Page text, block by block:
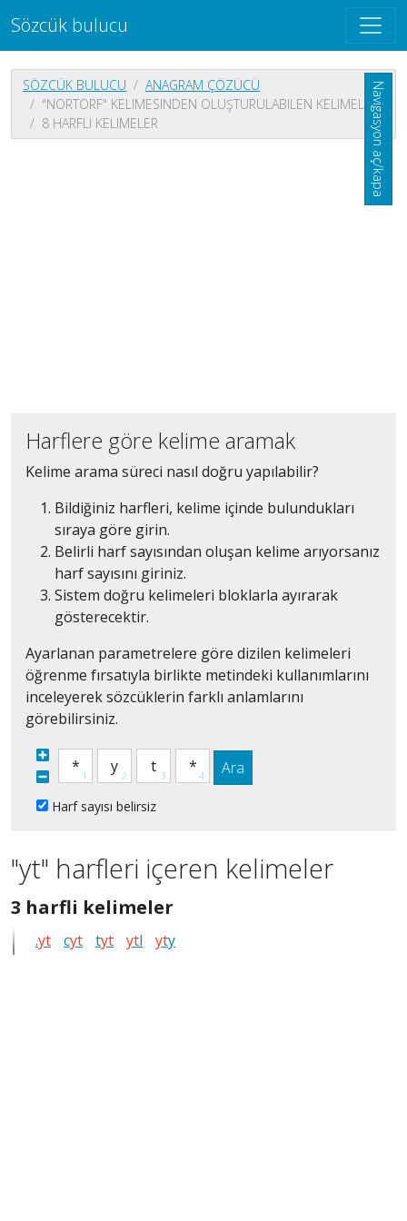
Sözcük bulucu
Navigasyon aç/kapa
SÖZCÜK BULUCU
ANAGRAM ÇÖZÜCÜ
"NORTORF" KELIMESINDEN OLUŞTURULABILEN KELIMELER
8 HARFLI KELIMELER
Harflere göre kelime aramak
Kelime arama süreci nasıl doğru yapılabilir?
Bildiğiniz harfleri, kelime içinde bulundukları
sıraya göre girin.
Belirli harf sayısından oluşan kelime arıyorsanız
harf sayısını giriniz.
Sistem doğru kelimeleri bloklarla ayırarak
gösterecektir.
Ayarlanan parametrelere göre dizilen kelimeleri
öğrenme fırsatıyla birlikte metindeki kullanımlarını
inceleyerek sözcüklerin farklı anlamlarını
görebilirsiniz.
Ara
Harf sayısı belirsiz
"yt" harfleri içeren kelimeler
3 harfli kelimeler
.yt cyt tyt ytl yty